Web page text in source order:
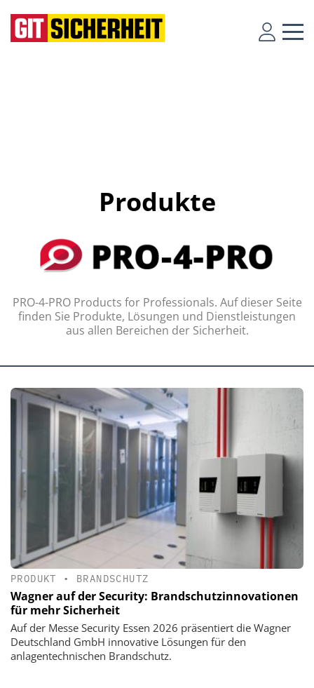
Produkte
PRO-4-PRO Products for Professionals. Auf dieser Seite
finden Sie Produkte, Lösungen und Dienstleistungen
aus allen Bereichen der Sicherheit.
PRODUKT • BRANDSCHUTZ
Wagner auf der Security: Brandschutzinnovationen
für mehr Sicherheit
Auf der Messe Security Essen 2026 präsentiert die Wagner
Deutschland GmbH innovative Lösungen für den
anlagentechnischen Brandschutz.